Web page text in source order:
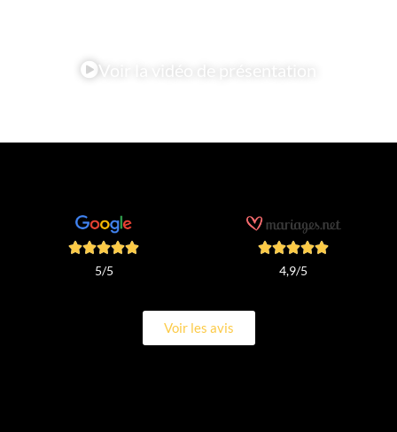
Voir la vidéo de présentation
5/5 4,9/5
Voir les avis